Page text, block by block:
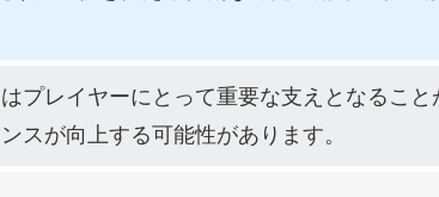
プレイヤーにとって重要な支えとなるこ
スが向上する可能性があります。